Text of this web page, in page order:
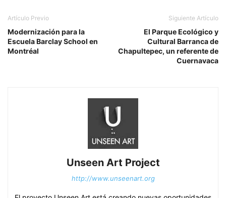
Artículo Previo
Modernización para la
Escuela Barclay School en
Montréal
Siguiente Artículo
El Parque Ecológico y
Cultural Barranca de
Chapultepec, un referente de
Cuernavaca
Unseen Art Project
http://www.unseenart.org